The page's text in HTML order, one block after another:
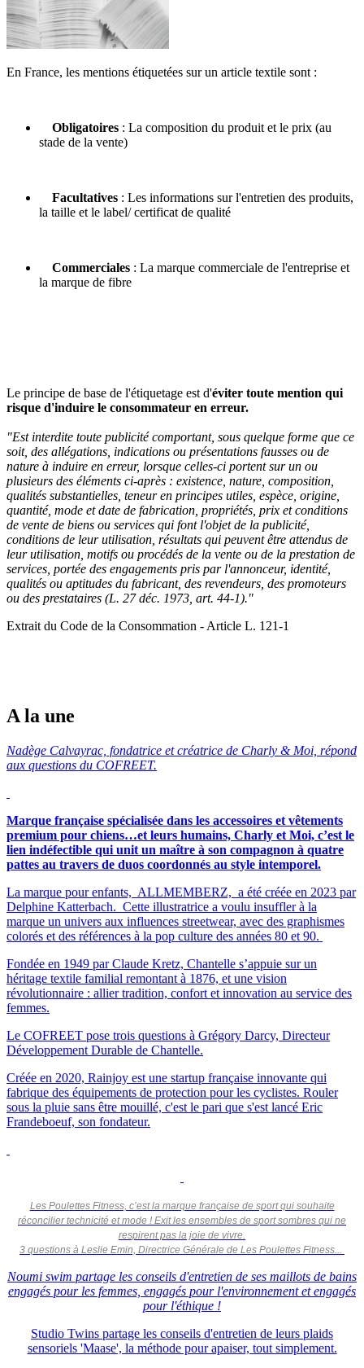
En France, les mentions étiquetées sur un article textile sont :
Obligatoires : La composition du produit et le prix (au
stade de la vente)
Facultatives : Les informations sur l'entretien des produits,
la taille et le label/ certificat de qualité
Commerciales : La marque commerciale de l'entreprise et
la marque de fibre
Le principe de base de l'étiquetage est d'éviter toute mention qui
risque d'induire le consommateur en erreur.
"Est interdite toute publicité comportant, sous quelque forme que ce
soit, des allégations, indications ou présentations fausses ou de
nature à induire en erreur, lorsque celles-ci portent sur un ou
plusieurs des éléments ci-après : existence, nature, composition,
qualités substantielles, teneur en principes utiles, espèce, origine,
quantité, mode et date de fabrication, propriétés, prix et conditions
de vente de biens ou services qui font l'objet de la publicité,
conditions de leur utilisation, résultats qui peuvent être attendus de
leur utilisation, motifs ou procédés de la vente ou de la prestation de
services, portée des engagements pris par l'annonceur, identité,
qualités ou aptitudes du fabricant, des revendeurs, des promoteurs
ou des prestataires (L. 27 déc. 1973, art. 44-1)."
Extrait du Code de la Consommation - Article L. 121-1
A la une
Nadège Calvayrac, fondatrice et créatrice de Charly & Moi, répond
aux questions du COFREET.
Marque française spécialisée dans les accessoires et vêtements
premium pour chiens…et leurs humains, Charly et Moi, c’est le
lien indéfectible qui unit un maître à son compagnon à quatre
pattes au travers de duos coordonnés au style intemporel.
La marque pour enfants, ALLMEMBERZ, a été créée en 2023 par
Delphine Katterbach. Cette illustratrice a voulu insuffler à la
marque un univers aux influences streetwear, avec des graphismes
colorés et des références à la pop culture des années 80 et 90.
Fondée en 1949 par Claude Kretz, Chantelle s’appuie sur un
héritage textile familial remontant à 1876, et une vision
révolutionnaire : allier tradition, confort et innovation au service des
femmes.
Le COFREET pose trois questions à Grégory Darcy, Directeur
Développement Durable de Chantelle.
Créée en 2020, Rainjoy est une startup française innovante qui
fabrique des équipements de protection pour les cyclistes. Rouler
sous la pluie sans être mouillé, c'est le pari que s'est lancé Eric
Frandeboeuf, son fondateur.
Les Poulettes Fitness, c’est la marque française de sport qui souhaite
réconcilier technicité et mode ! Exit les ensembles de sport sombres qui ne
respirent pas la joie de vivre.
3 questions à Leslie Emin, Directrice Générale de Les Poulettes Fitness...
Noumi swim partage les conseils d'entretien de ses maillots de bains
engagés pour les femmes, engagés pour l'environnement et engagés
pour l'éthique !
Studio Twins partage les conseils d'entretien de leurs plaids
sensoriels 'Maase', la méthode pour apaiser, tout simplement.